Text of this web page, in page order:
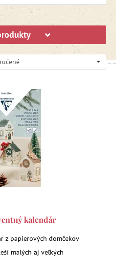
kalendár
z papierových domčekov
malých aj veľkých